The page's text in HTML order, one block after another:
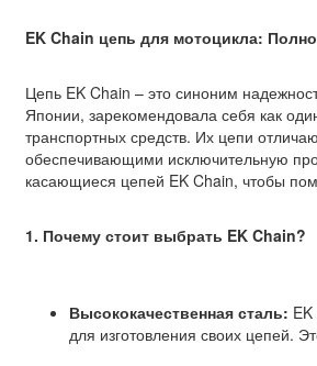
EK Chain цепь для мотоцикла:
Цепь EK Chain – это синоним
Японии, зарекомендовала себя как
транспортных средств. Их цепи
обеспечивающими исключительную
касающиеся цепей EK Chain, чтобы
1. Почему стоит выбрать EK Chain?
Высококачественная сталь:
для изготовления своих цепей.